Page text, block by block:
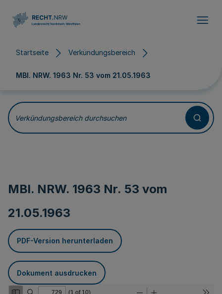
Startseite Verkündungsbereich
MBl. NRW. 1963 Nr. 53 vom 21.05.1963
Verkündungsbereich durchsuchen
MBl. NRW. 1963 Nr. 53 vom
21.05.1963
PDF-Version herunterladen
Dokument ausdrucken